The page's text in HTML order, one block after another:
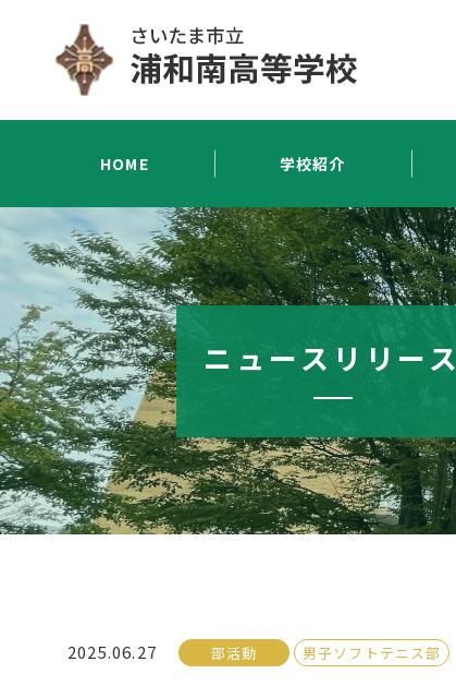
HOME 学校紹介
ニュースリリース
2025.06.27 部活動 男子ソフトテニス部